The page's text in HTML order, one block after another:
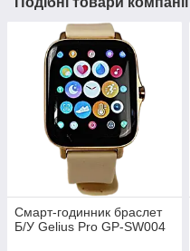
Смарт-годинник браслет
Б/У Gelius Pro GP-SW004